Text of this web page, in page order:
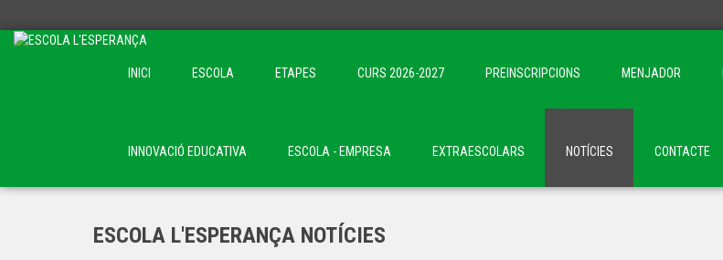
INICI ESCOLA ETAPES CURS 2026-2027 PREINSCRIPCIONS MENJADOR
INNOVACIÓ EDUCATIVA ESCOLA - EMPRESA EXTRAESCOLARS NOTÍCIES CONTACTE
ESCOLA L'ESPERANÇA NOTÍCIES